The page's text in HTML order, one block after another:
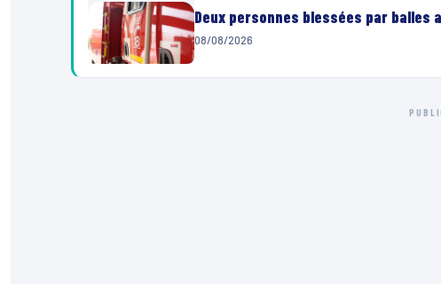
Deux personnes blessées par balles
08/08/2026